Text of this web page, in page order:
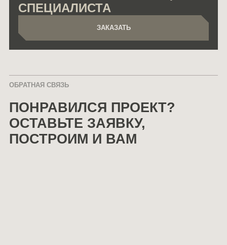
СПЕЦИАЛИСТА
ЗАКАЗАТЬ
ЗАКАЗАТЬ
ОБРАТНАЯ СВЯЗЬ
ПОНРАВИЛСЯ ПРОЕКТ?
ОСТАВЬТЕ ЗАЯВКУ,
ПОСТРОИМ И ВАМ